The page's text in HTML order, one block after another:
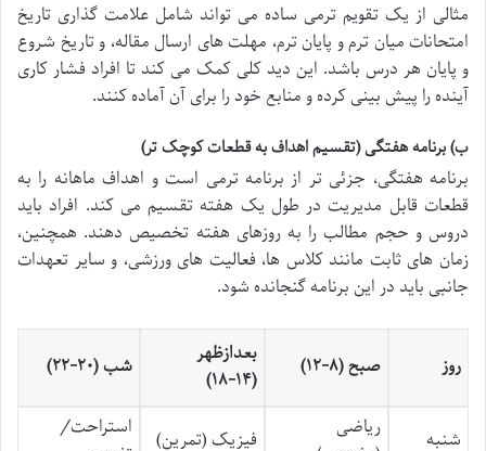
مثالی از یک تقویم ترمی ساده می تواند شامل علامت گذاری تاریخ
امتحانات میان ترم و پایان ترم، مهلت های ارسال مقاله، و تاریخ شروع
و پایان هر درس باشد. این دید کلی کمک می کند تا افراد فشار کاری
آینده را پیش بینی کرده و منابع خود را برای آن آماده کنند.
ب) برنامه هفتگی (تقسیم اهداف به قطعات کوچک تر)
برنامه هفتگی، جزئی تر از برنامه ترمی است و اهداف ماهانه را به
قطعات قابل مدیریت در طول یک هفته تقسیم می کند. افراد باید
دروس و حجم مطالب را به روزهای هفته تخصیص دهند. همچنین،
زمان های ثابت مانند کلاس ها، فعالیت های ورزشی، و سایر تعهدات
جانبی باید در این برنامه گنجانده شود.
روز صبح (۸-۱۲)
بعدازظهر
(۱۴-۱۸)
شب (۲۰-۲۲)
شنبه
ریاضی
فیزیک (تمرین)
استراحت/